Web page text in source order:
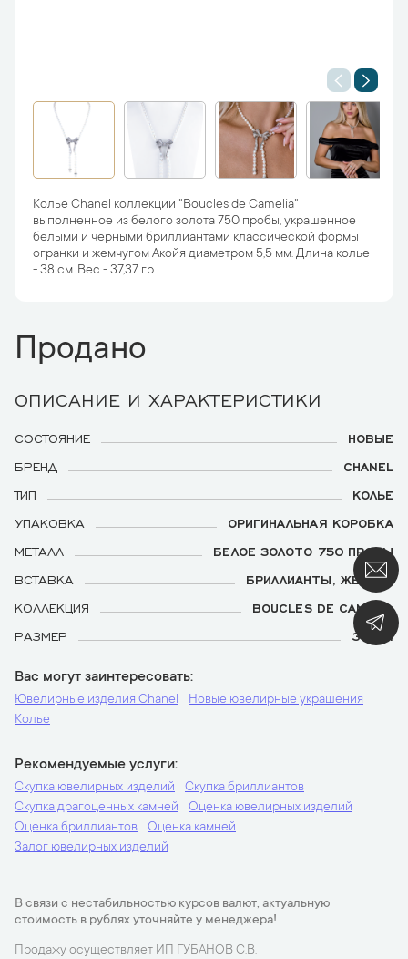
Колье Chanel коллекции "Boucles de Camelia"
выполненное из белого золота 750 пробы, украшенное
белыми и черными бриллиантами классической формы
огранки и жемчугом Акойя диаметром 5,5 мм. Длина колье
- 38 см. Вес - 37,37 гр.
Продано
ОПИСАНИЕ И ХАРАКТЕРИСТИКИ
СОСТОЯНИЕ
НОВЫЕ
БРЕНД
CHANEL
ТИП
КОЛЬЕ
УПАКОВКА
ОРИГИНАЛЬНАЯ КОРОБКА
МЕТАЛЛ
БЕЛОЕ ЗОЛОТО 750 ПРОБЫ
ВСТАВКА
БРИЛЛИАНТЫ, ЖЕМЧУГ
КОЛЛЕКЦИЯ
BOUCLES DE CAMELIA
РАЗМЕР
38 СМ
Вас могут заинтересовать
Ювелирные изделия Chanel
Новые ювелирные украшения
Колье
Рекомендуемые услуги
Скупка ювелирных изделий
Скупка бриллиантов
Скупка драгоценных камней
Оценка ювелирных изделий
Оценка бриллиантов
Оценка камней
Залог ювелирных изделий
В связи с нестабильностью курсов валют, актуальную
стоимость в рублях уточняйте у менеджера!
Продажу осуществляет ИП ГУБАНОВ С.В.